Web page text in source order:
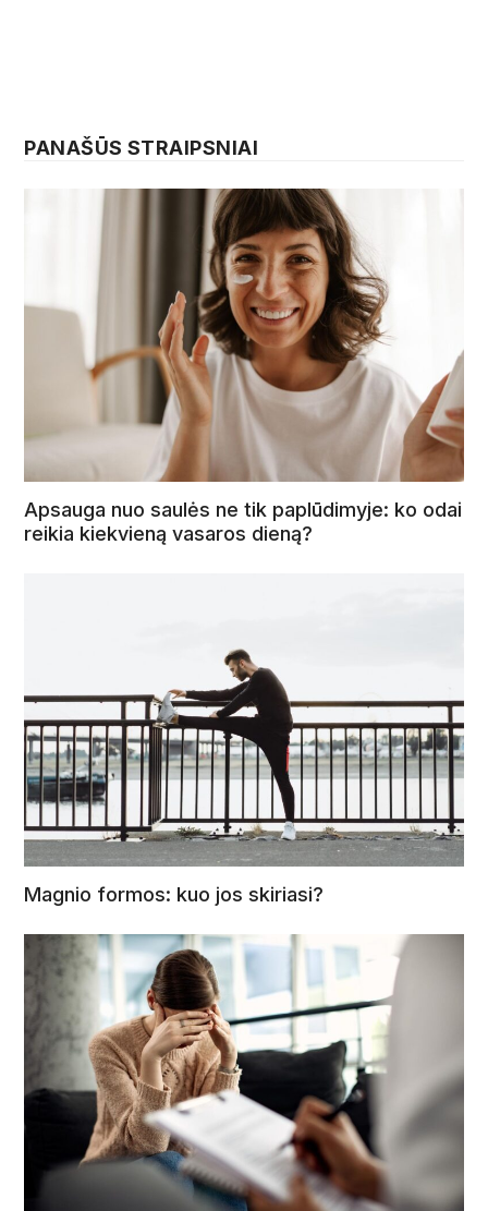
PANAŠŪS STRAIPSNIAI
Apsauga nuo saulės ne tik paplūdimyje: ko odai
reikia kiekvieną vasaros dieną?
Magnio formos: kuo jos skiriasi?